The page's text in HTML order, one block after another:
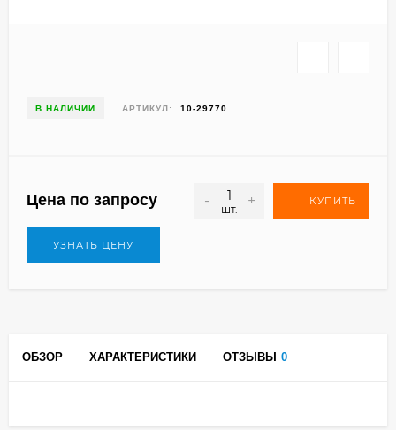
В НАЛИЧИИ АРТИКУЛ: 10-29770
Цена по запросу -
шт.
+ КУПИТЬ
УЗНАТЬ ЦЕНУ
ОБЗОР ХАРАКТЕРИСТИКИ ОТЗЫВЫ 0